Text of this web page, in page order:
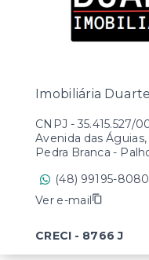
Imobiliária Duarte
CNPJ - 35.415.527/
Avenida das Águias,
Pedra Branca -
(48) 99195-8080
Ver e-mail
CRECI - 8766 J